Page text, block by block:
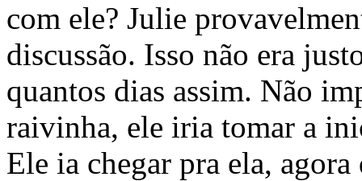
com ele? Julie
discussão. Isso não era
quantos dias assim. Não
raivinha, ele iria tomar a
Ele ia chegar pra ela,